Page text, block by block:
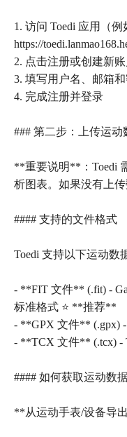
1. 访问 Toedi 应用（例
https://
2. 点击注册或创建新
3. 填写用户名、邮箱
4. 完成注册并登录
### 第二步：上传运
**重要说明**：Toedi
析图表。如果没有上
#### 支持的文件格式
Toedi 支持以下运动数
- **FIT 文件** (.fit) -
标准格式 ⭐ **推荐**
- **GPX 文件** (.gpx)
- **TCX 文件** (.tcx) -
#### 如何获取运动数
**从运动手表/设备导